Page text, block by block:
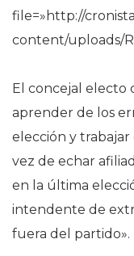
file=»http://
content/uploads/
El concejal electo
aprender de los
elección y
vez de echar
en la última
intendente de
fuera del partido».